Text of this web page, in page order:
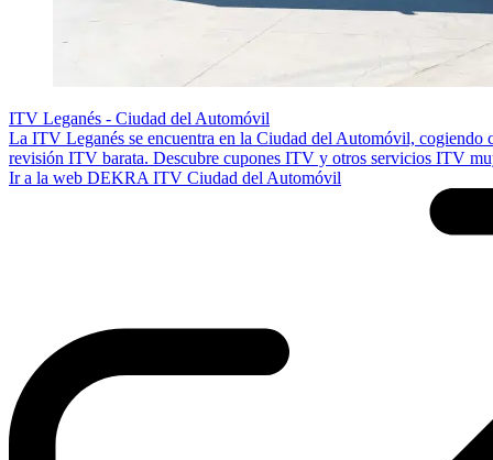
ITV Leganés - Ciudad del Automóvil
La ITV Leganés se encuentra en la Ciudad del Automóvil, cogiendo
revisión ITV barata. Descubre cupones ITV y otros servicios ITV
Ir a la web DEKRA ITV Ciudad del Automóvil